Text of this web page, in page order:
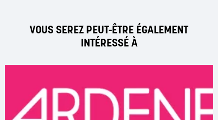
VOUS SEREZ PEUT-ÊTRE ÉGALEMENT
INTÉRESSÉ À